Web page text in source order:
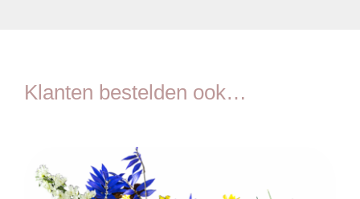
Klanten bestelden ook…